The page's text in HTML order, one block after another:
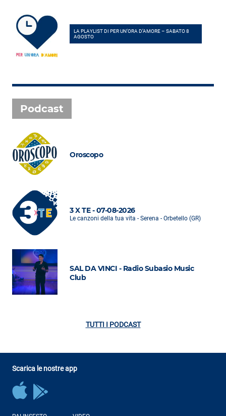
LA PLAYLIST DI PER UN’ORA D’AMORE – SABATO 8
AGOSTO
Podcast
Oroscopo
3 X TE - 07-08-2026
Le canzoni della tua vita - Serena - Orbetello (GR)
SAL DA VINCI - Radio Subasio Music
Club
TUTTI I PODCAST
Scarica le nostre app